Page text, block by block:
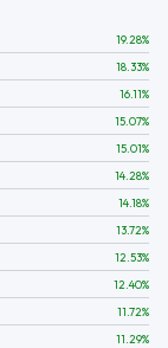
19.28%
18.33%
16.11%
15.07%
15.01%
14.28%
14.18%
13.72%
12.53%
12.40%
11.72%
11.29%